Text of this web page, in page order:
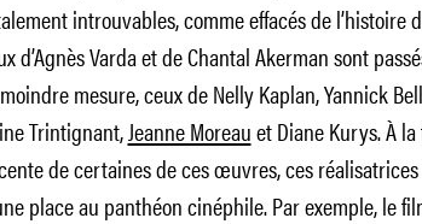
introuvables, comme effacés de l’histoire
d’Agnès Varda et de Chantal Akerman sont
mesure, ceux de Nelly Kaplan, Yannick
Trintignant,Jeanne Moreauet Diane Kurys. À
de certaines de ces œuvres, ces
place au panthéon cinéphile. Par exemple, le